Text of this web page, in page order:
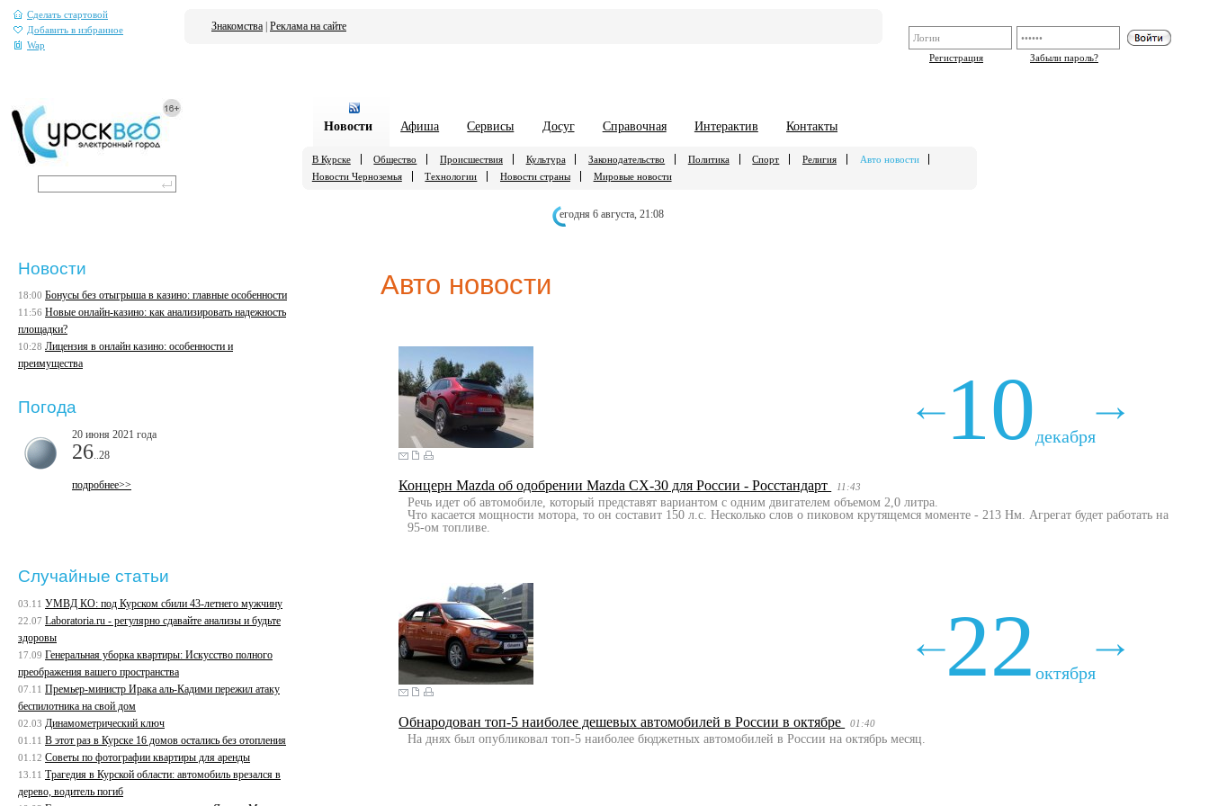
Сделать стартовой
Добавить в избранное
Wap
Регистрация
Забыли пароль?
Знакомства Реклама на сайте
Новости Афиша Сервисы Досуг Справочная Интерактив Контакты
В Курске Общество Происшествия Культура Законодательство Политика Спорт Религия
Авто новости
Новости Черноземья
Технологии Новости страны Мировые новости
егодня 6 августа, 21:08
Авто новости
декабря
10
Концерн Mazda об одобрении Mazda CX-30 для России - Росстандарт 11:43
Речь идет об автомобиле, который представят вариантом с одним двигателем объемом 2,0 литра.
Что касается мощности мотора, то он составит 150 л.с. Несколько слов о пиковом крутящемся моменте - 213 Нм. Агрегат будет работать на
95-ом топливе.
октября
22
Обнародован топ-5 наиболее дешевых автомобилей в России в октябре 01:40
На днях был опубликовал топ-5 наиболее бюджетных автомобилей в России на октябрь месяц.
Новости
18:00 Бонусы без отыгрыша в казино: главные особенности
11:56 Новые онлайн-казино: как анализировать надежность
площадки?
10:28 Лицензия в онлайн казино: особенности и
преимущества
Погода
20 июня 2021 года
26 ..28
подробнее>>
Случайные статьи
03.11 УМВД КО: под Курском сбили 43-летнего мужчину
22.07 Laboratoria.ru - регулярно сдавайте анализы и будьте
здоровы
17.09 Генеральная уборка квартиры: Искусство полного
преображения вашего пространства
07.11 Премьер-министр Ирака аль-Кадими пережил атаку
беспилотника на свой дом
02.03 Динамометрический ключ
01.11 В этот раз в Курске 16 домов остались без отопления
01.12 Советы по фотографии квартиры для аренды
13.11 Трагедия в Курской области: автомобиль врезался в
дерево, водитель погиб